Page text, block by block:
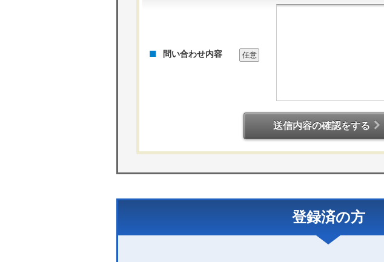
問い合わせ内容 任意
送信内容の確認をする
登録済の方